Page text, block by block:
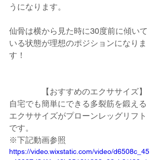
うになります。
仙骨は横から見た時に30度前に傾いて
いる状態が理想のポジションになりま
す！
【おすすめのエクササイズ】
自宅でも簡単にできる多裂筋を鍛える
エクササイズがプローンレッグリフト
です。
※下記動画参照
https://video.wixstatic.com/video/d6508c_45